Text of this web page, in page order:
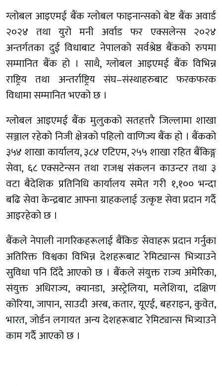
ग्लोबल आइएमई बैंक ग्लोबल फाइनान्सको बेष्ट बैंक अवार्ड
२०२४ तथा युरो मनी अर्वाड फर एक्सलेन्स २०२४
अन्तर्गतका दुई विधाबाट नेपालको सर्वश्रेष्ठ बैंकको रुपमा
सम्मानित बैंक हो । साथै, ग्लोबल आइएमई बैंक विभिन्न
राष्ट्रिय तथा अन्तर्राष्ट्रिय संघ–संस्थाहरुबाट फरकफरक
विधामा सम्मानित भएको छ ।
ग्लोबल आइएमई बैंक मुलुकको सतहत्तरै जिल्लामा शाखा
सञ्जाल रहेको निजी क्षेत्रको पहिलो वाणिज्य बैंक हो । बैंकको
३५४ शाखा कार्यालय, ३८४ एटिएम, २५५ शाखा रहित बैंकिङ्ग
सेवा, ६८ एक्सटेन्सन तथा राजश्व संकलन काउन्टर तथा ३
वटा बैदेशिक प्रतिनिधि कार्यालय समेत गरी १,१०० भन्दा
बढि सेवा केन्द्रबाट आफ्ना ग्राहकलाई उत्कृष्ट सेवा प्रदान गर्दै
आइरहेको छ ।
बैंकले नेपाली नागरिकहरूलाई बैंकिङ सेवाहरू प्रदान गर्नुका
अतिरिक्त विश्वका विभिन्न देशहरूबाट रेमिट्यान्स भित्र्याउने
सुविधा पनि दिँदै आएको छ । बैंकले संयुक्त राज्य अमेरिका,
संयुक्त अधिराज्य, क्यानडा, अस्ट्रेलिया, मलेशिया, दक्षिण
कोरिया, जापान, साउदी अरब, कतार, यूएई, बहराइन, कुवेत,
भारत, जोर्डन लगायत अन्य देशहरूबाट रेमिट्यान्स भित्र्याउने
काम गर्दै आएको छ ।